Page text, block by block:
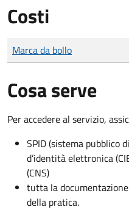
Costi
Tipo di pagamento
Importo
Marca da bollo
Cosa serve
Per accedere al servizio,
SPID (sistema pubblico
d’identità elettronica
(CNS)
tutta la
della pratica.